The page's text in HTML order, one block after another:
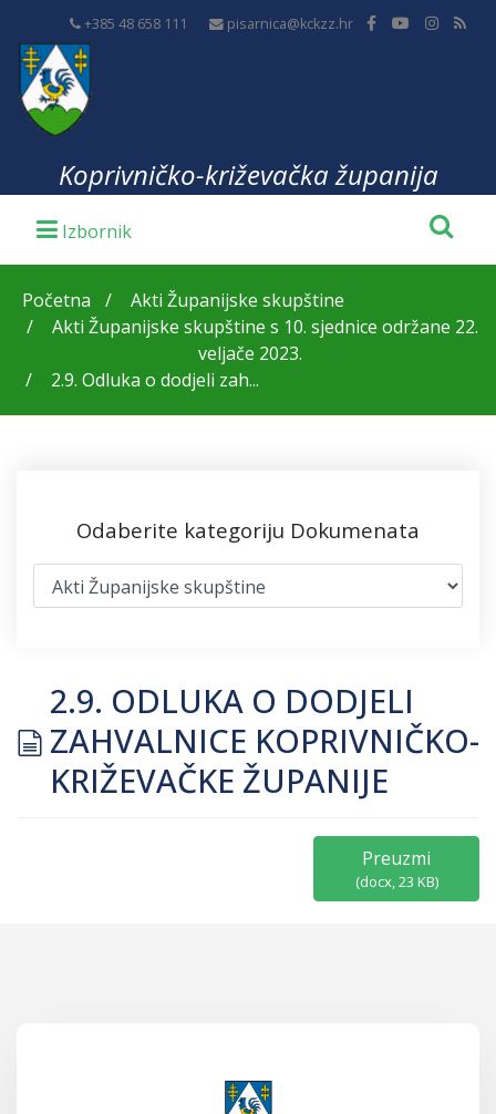
+385 48 658 111 pisarnica@kckzz.hr
Koprivničko-križevačka županija
Početna
Akti Županijske skupštine
Akti Županijske skupštine s 10. sjednice održane 22.
veljače 2023.
2.9. Odluka o dodjeli zah...
Odaberite kategoriju Dokumenata
document
2.9. ODLUKA O DODJELI
ZAHVALNICE KOPRIVNIČKO-
KRIŽEVAČKE ŽUPANIJE
Preuzmi
(docx,23 KB)